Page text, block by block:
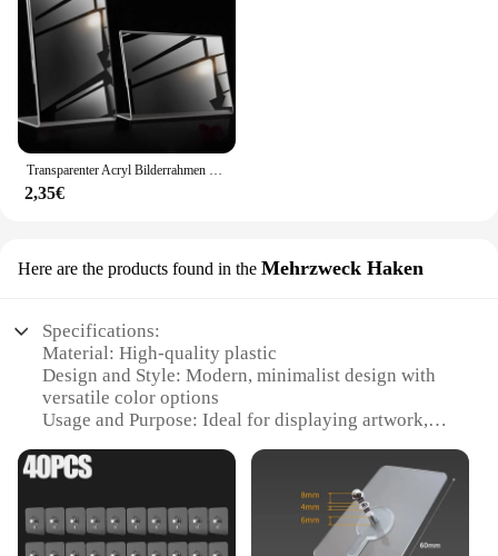
Transparenter Acryl Bilderrahmen Displayst änder Schreibtisch Display Kartenst änder Preis schild Clip Zeichen Karten halter steht
2,35€
Here are the products found in the Mehrzweck Haken
Specifications:
Material: High-quality plastic
Design and Style: Modern, minimalist design with
versatile color options
Usage and Purpose: Ideal for displaying artwork,
Shape or Size: Available in a variety of sizes to fit
Performance and Property: Durable and easy to
install with strong adhesive backing